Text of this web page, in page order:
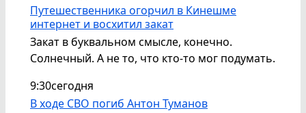
Путешественника огорчил в Кинешме
интернет и восхитил закат
Закат в буквальном смысле, конечно.
Солнечный. А не то, что кто-то мог подумать.
9:30сегодня
В ходе СВО погиб Антон Туманов